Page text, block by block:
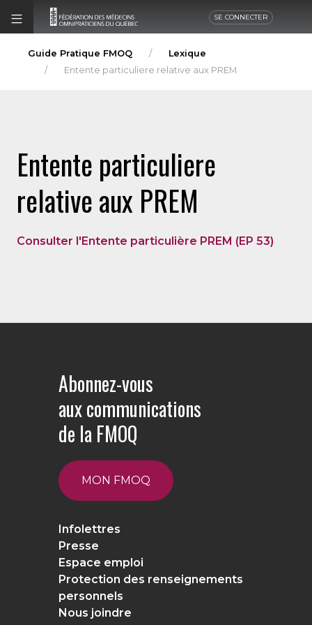
SE CONNECTER
Guide Pratique FMOQ
Lexique
Entente particuliere relative aux PREM
Entente particuliere
relative aux PREM
Consulter l'Entente particulière PREM (EP 53)
Abonnez-vous
aux communications
de la FMOQ
MON FMOQ
Infolettres
Presse
Espace emploi
Protection des renseignements
personnels
Nous joindre